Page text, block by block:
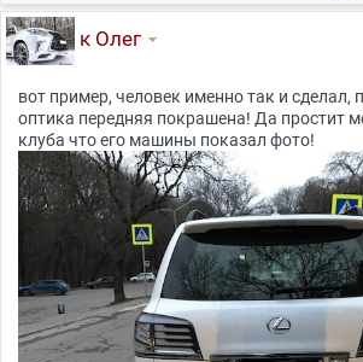
к Олег
вот пример, человек именно так и сделал,
оптика передняя покрашена! Да простит
клуба что его машины показал фото!